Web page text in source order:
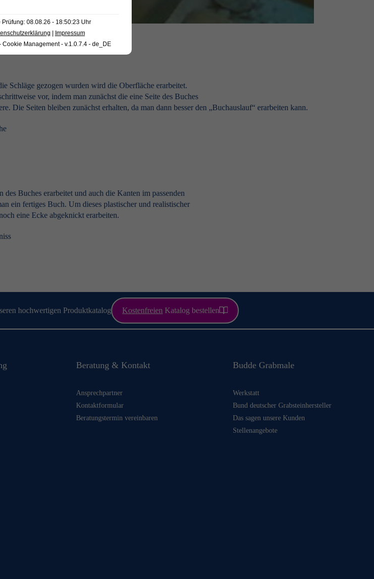
Schläge gezogen wurden wird die Oberfläche erarbeitet.
vor, indem man zunächst die eine Seite des Buches
Die Seiten bleiben zunächst erhalten, da man dann besser den „Buchauslauf“ erarbeiten kann.
des Buches erarbeitet und auch die Kanten im passenden
ein fertiges Buch. Um dieses plastischer und realistischer
eine Ecke abgeknickt erarbeiten.
hochwertigen Produktkatalog Kostenfreien Katalog bestellen
Beratung & Kontakt
Ansprechpartner
Kontaktformular
Beratungstermin vereinbaren
Budde Grabmale
Werkstatt
Bund deutscher Grabsteinhersteller
Das sagen unsere Kunden
Stellenangebote
Prüfung: 08.08.26 - 18:50:23 Uhr
| Impressum
Cookie Management - v.1.0.7.4 - de_DE